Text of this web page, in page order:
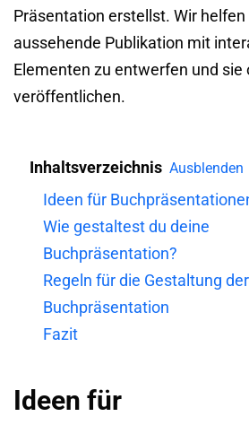
Präsentation erstellst. Wir helfen
aussehende Publikation mit
Elementen zu entwerfen und sie
veröffentlichen.
Inhaltsverzeichnis Ausblenden
Ideen für
Wie gestaltest du deine
Buchpräsentation?
Regeln für die Gestaltung der
Buchpräsentation
Fazit
Ideen für